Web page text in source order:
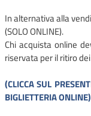
In alternativa alla
(SOLO ONLINE).
Chi acquista online
riservata per il ritiro
(CLICCA SUL
BIGLIETTERIA ONLINE)